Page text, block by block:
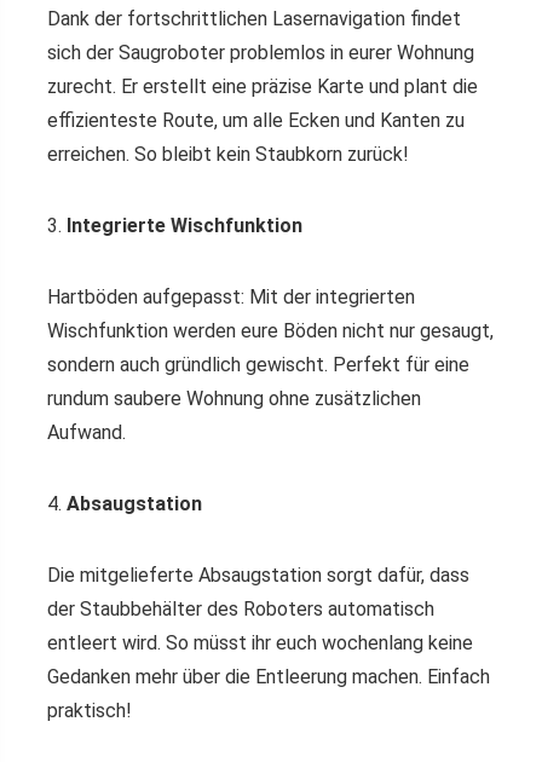
Dank der fortschrittlichen Lasernavigation findet
sich der Saugroboter problemlos in eurer Wohnung
zurecht. Er erstellt eine präzise Karte und plant die
effizienteste Route, um alle Ecken und Kanten zu
erreichen. So bleibt kein Staubkorn zurück!
3. Integrierte Wischfunktion
Hartböden aufgepasst: Mit der integrierten
Wischfunktion werden eure Böden nicht nur gesaugt,
sondern auch gründlich gewischt. Perfekt für eine
rundum saubere Wohnung ohne zusätzlichen
Aufwand.
4. Absaugstation
Die mitgelieferte Absaugstation sorgt dafür, dass
der Staubbehälter des Roboters automatisch
entleert wird. So müsst ihr euch wochenlang keine
Gedanken mehr über die Entleerung machen. Einfach
praktisch!